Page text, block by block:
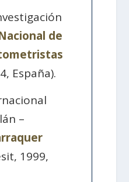
de
España).
–
1999,